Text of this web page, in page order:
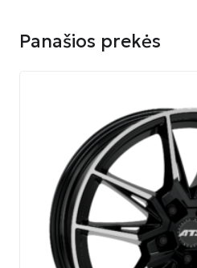
Panašios prekės